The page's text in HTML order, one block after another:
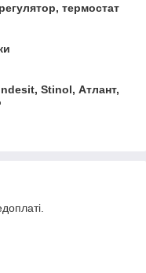
термостат
Stinol, Атлант,